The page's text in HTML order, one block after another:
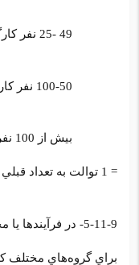
= 1 توالت به تعداد قبلي اضافه شود .
5-11-9- در
براي گروه‌هاي مختلف